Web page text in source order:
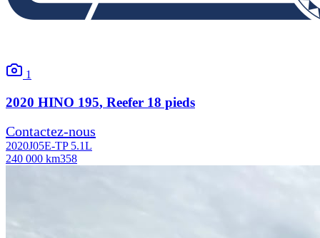
1
2020 HINO 195, Reefer 18 pieds
Contactez-nous
2020J05E-TP 5.1L
240 000 km358